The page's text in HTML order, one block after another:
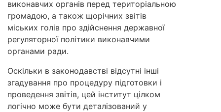
виконавчих органів перед територіальною
громадою, а також щорічних звітів
міських голів про здійснення державної
регуляторної політики виконавчими
органами ради.
Оскільки в законодавстві відсутні інші
згадування про процедуру підготовки і
проведення звітів, цей інститут цілком
логічно може бути деталізований у